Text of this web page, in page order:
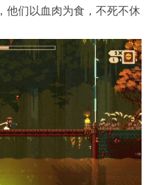
他们以血肉为食，不死不休